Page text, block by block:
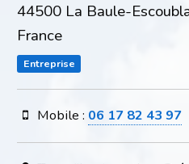
44500 La Baule-
France
Entreprise
Mobile : 06 17 82 43 97